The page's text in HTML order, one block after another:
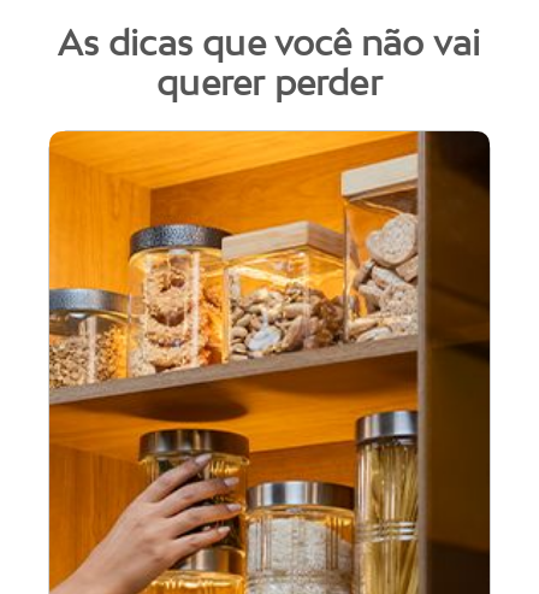
As dicas que você não vai
querer perder